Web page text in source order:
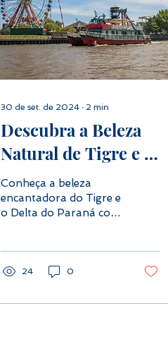
30 de set. de 2024 ∙ 2 min
Descubra a Beleza
Natural de Tigre e o
Delta do Paraná
Conheça a beleza
encantadora do Tigre e
o Delta do Paraná com
24 0